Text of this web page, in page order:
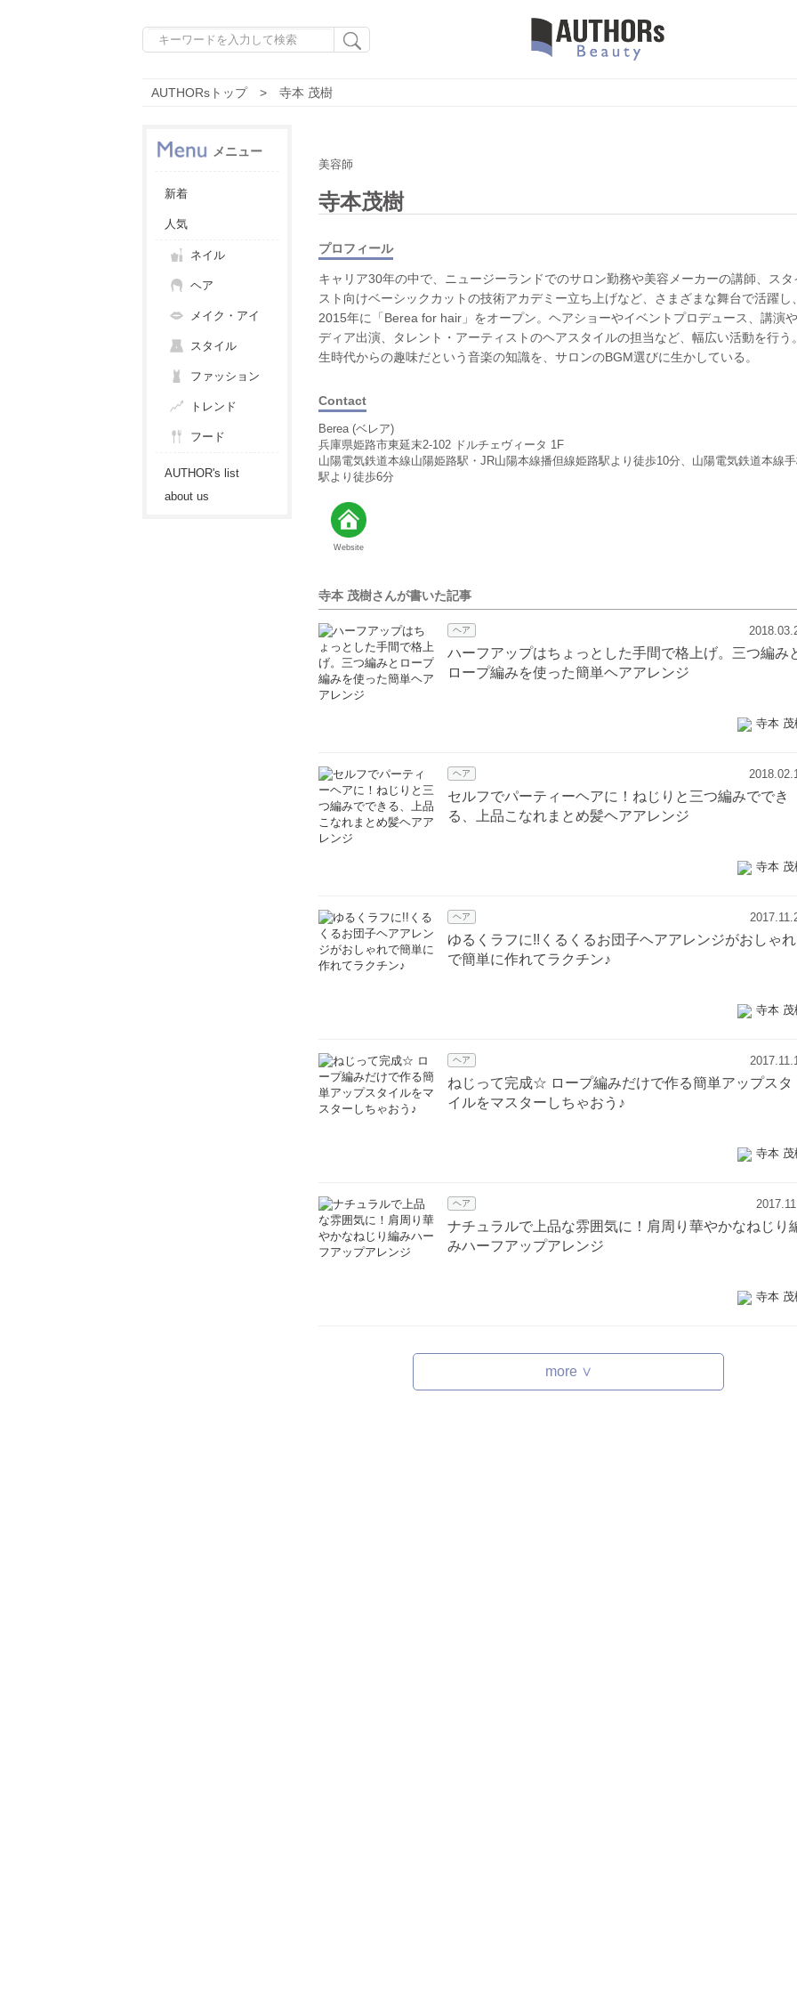
AUTHORsトップ 寺本 茂樹
メニュー
新着
人気
ネイル
ヘア
メイク・アイ
スタイル
ファッション
トレンド
フード
AUTHOR's list
about us
美容師
寺本茂樹
プロフィール
キャリア30年の中で、ニュージーランドでのサロン勤務や美容メーカーの講師、スタ
スト向けベーシックカットの技術アカデミー立ち上げなど、さまざまな舞台で活躍し、
2015年に「Berea for hair」をオープン。ヘアショーやイベントプロデュース、講演
ディア出演、タレント・アーティストのヘアスタイルの担当など、幅広い活動を行う
生時代からの趣味だという音楽の知識を、サロンのBGM選びに生かしている。
Contact
Berea (ベレア)
兵庫県姫路市東延末2-102 ドルチェヴィータ 1F
山陽電気鉄道本線山陽姫路駅・JR山陽本線播但線姫路駅より徒歩10分、山陽電気鉄道本線
駅より徒歩6分
Website
寺本 茂樹さんが書いた記事
ヘア
ハーフアップはちょっとした手間で格上げ。三つ編み
ロープ編みを使った簡単ヘアアレンジ
寺本 茂
ヘア
セルフでパーティーヘアに！ねじりと三つ編みででき
る、上品こなれまとめ髪ヘアアレンジ
寺本 茂
ヘア
ゆるくラフに!!くるくるお団子ヘアアレンジがおしゃれ
で簡単に作れてラクチン♪
寺本 茂
ヘア
ねじって完成☆ ロープ編みだけで作る簡単アップスタ
イルをマスターしちゃおう♪
寺本 茂
ヘア
ナチュラルで上品な雰囲気に！肩周り華やかなねじり
みハーフアップアレンジ
寺本 茂
more ∨